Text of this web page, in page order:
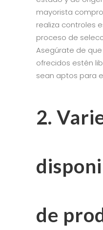
mayorista
realiza controles
proceso de
Asegúrate de
ofrecidos estén
sean aptos para
2.
de